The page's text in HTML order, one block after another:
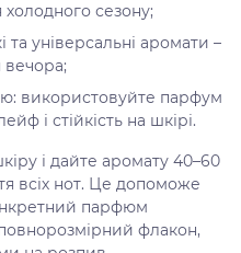
холодного сезону;
та універсальні аромати –
вечора;
використовуйте парфум
і стійкість на шкірі.
і дайте аромату 40–60
всіх нот. Це допоможе
парфюм
флакон,